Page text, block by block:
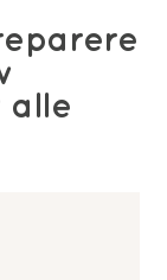
alle